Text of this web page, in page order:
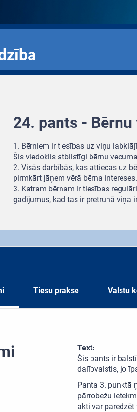
24. pants -
1. Bērniem ir tiesības uz viņu
Šis viedoklis atbilstīgi bērnu
2. Visās darbībās, kas attiecas uz
pirmkārt jāņem vērā bērna intereses.
3. Katram bērnam ir tiesības
gadījumus, kad tas ir pretrunā viņa
Tiesu prakse Valstu
Text:
Šis pants ir
dalībvalstis, jo
Panta 3. punktā
pārrobežu
akti var